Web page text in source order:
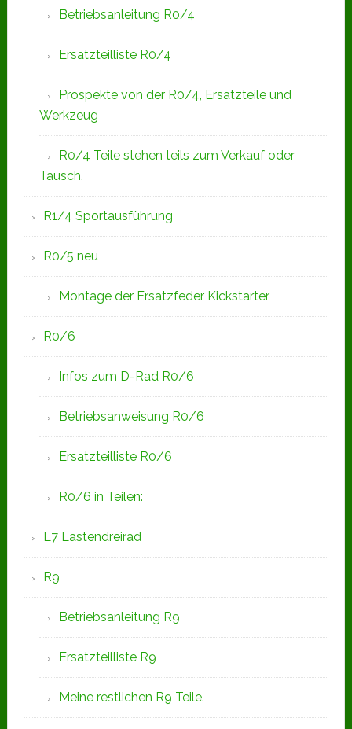
Betriebsanleitung R0/4
Ersatzteilliste R0/4
Prospekte von der R0/4, Ersatzteile und
Werkzeug
R0/4 Teile stehen teils zum Verkauf oder
Tausch.
R1/4 Sportausführung
R0/5 neu
Montage der Ersatzfeder Kickstarter
R0/6
Infos zum D-Rad R0/6
Betriebsanweisung R0/6
Ersatzteilliste R0/6
R0/6 in Teilen:
L7 Lastendreirad
R9
Betriebsanleitung R9
Ersatzteilliste R9
Meine restlichen R9 Teile.